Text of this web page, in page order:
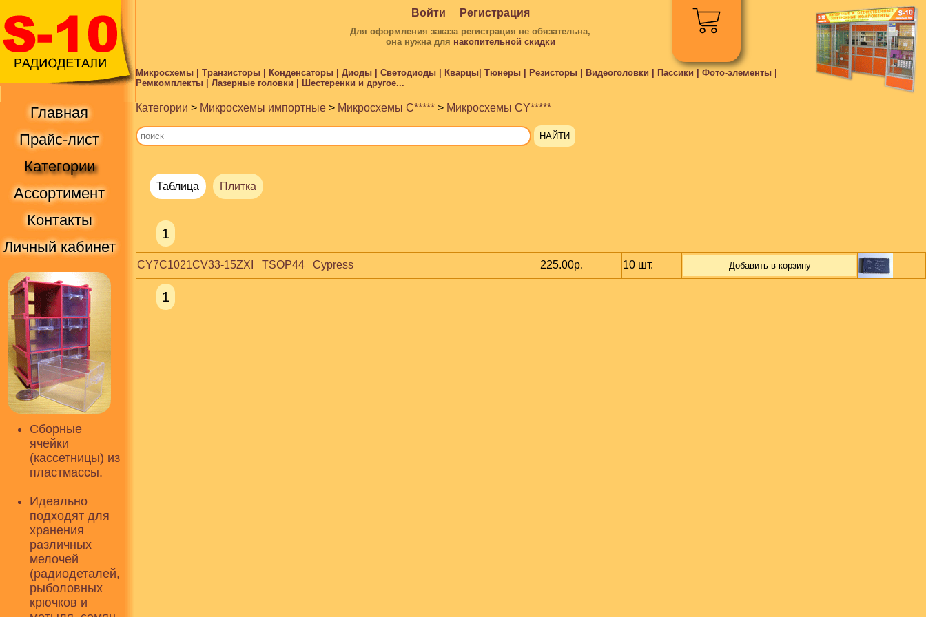
Войти Регистрация
Для оформления заказа регистрация не обязательна,
она нужна для накопительной скидки
Микросхемы | Транзисторы | Конденсаторы | Диоды | Светодиоды | Кварцы| Тюнеры | Резисторы | Видеоголовки | Пассики | Фото-элементы |
Ремкомплекты | Лазерные головки | Шестеренки и другое...
Главная
Прайс-лист
Категории
Ассортимент
Контакты
Личный кабинет
Сборные
ячейки
(кассетницы) из
пластмассы.
Идеально
подходят для
хранения
различных
мелочей
(радиодеталей,
рыболовных
крючков и
Категории > Микросхемы импортные > Микросхемы C***** > Микросхемы CY*****
Таблица Плитка
1
CY7C1021CV33-15ZXI   TSOP44   Cypress 225.00р. 10 шт. Добавить в корзину
1